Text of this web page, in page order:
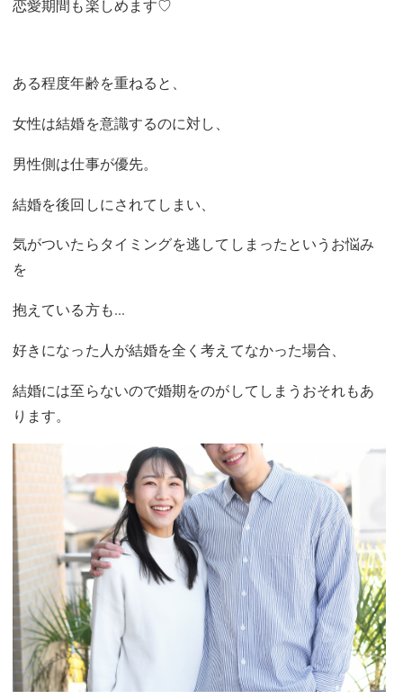
恋愛期間も楽しめます♡
ある程度年齢を重ねると、
女性は結婚を意識するのに対し、
男性側は仕事が優先。
結婚を後回しにされてしまい、
気がついたらタイミングを逃してしまったというお悩み
を
抱えている方も...
好きになった人が結婚を全く考えてなかった場合、
結婚には至らないので婚期をのがしてしまうおそれもあ
ります。